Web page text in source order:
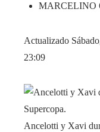
MARCELINO
Actualizado
23:09
Ancelotti y Xavi